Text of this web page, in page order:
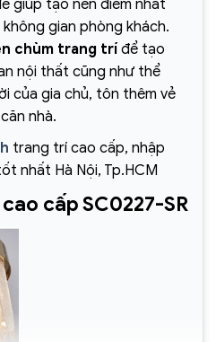
giúp tạo nên điểm nhất
gian phòng khách.
chùm trang trí để tạo
nội thất cũng như thể
của gia chủ, tôn thêm vẻ
nhà.
trang trí cao cấp, nhập
nhất Hà Nội, Tp.HCM
cấp SC0227-SR